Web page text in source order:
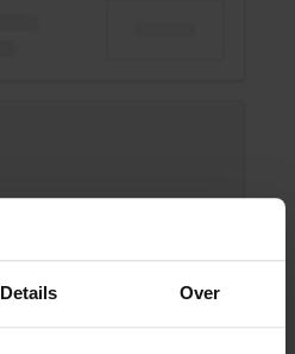
Details Over